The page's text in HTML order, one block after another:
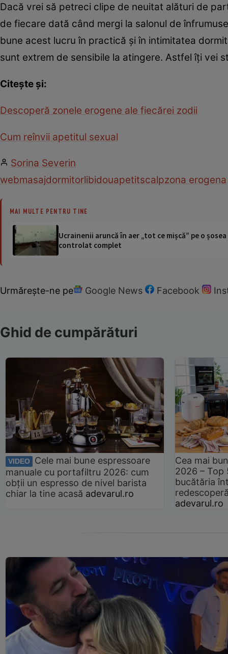
Dacă vrei să petreci clipe de neuitat alături de
de fiecare dată când mergi la salonul de
bune acest lucru în practică şi în intimitatea
sunt extrem de sensibile la atingere. Astfel îţi vei
Citeşte şi:
Descoperă zonele erogene ale fiecărei zodii
Cum reînvii apetitul sexual
Sorina Severin
webmasajdormitorlibidouapetitscalpzona erogena
MAI MULTE PENTRU TINE
Ucrainenii aruncă în aer „tot ce mișcă” pe o
controlat complet
Urmărește-ne pe Google News Facebook
Ghid de cumpărături
VIDEO
Cele mai bune espressoare
manuale cu portafiltru 2026: cum
obții un espresso de nivel barista
chiar la tine acasă adevarul.ro
Cea mai
2026 –
bucătăria
adevarul.ro